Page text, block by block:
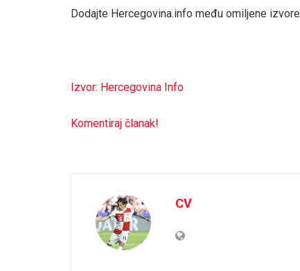
Dodajte Hercegovina.info među omiljene izvore
Izvor: Hercegovina Info
Komentiraj članak!
CV